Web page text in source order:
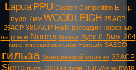
Lapua PPU Custom Competition E-Tip
пуля 7мм WOODLEIGH 25 ACP
25ACP 380ACP H&N релоадинг нарезных
патронов Norma Scenar пули 6. 5мм .264
кинетический молоток Hornady SAECO
гильза Кинетический молоток 32ACP
Sierra пуля .303 Brit пуля .358 Wilson пуля